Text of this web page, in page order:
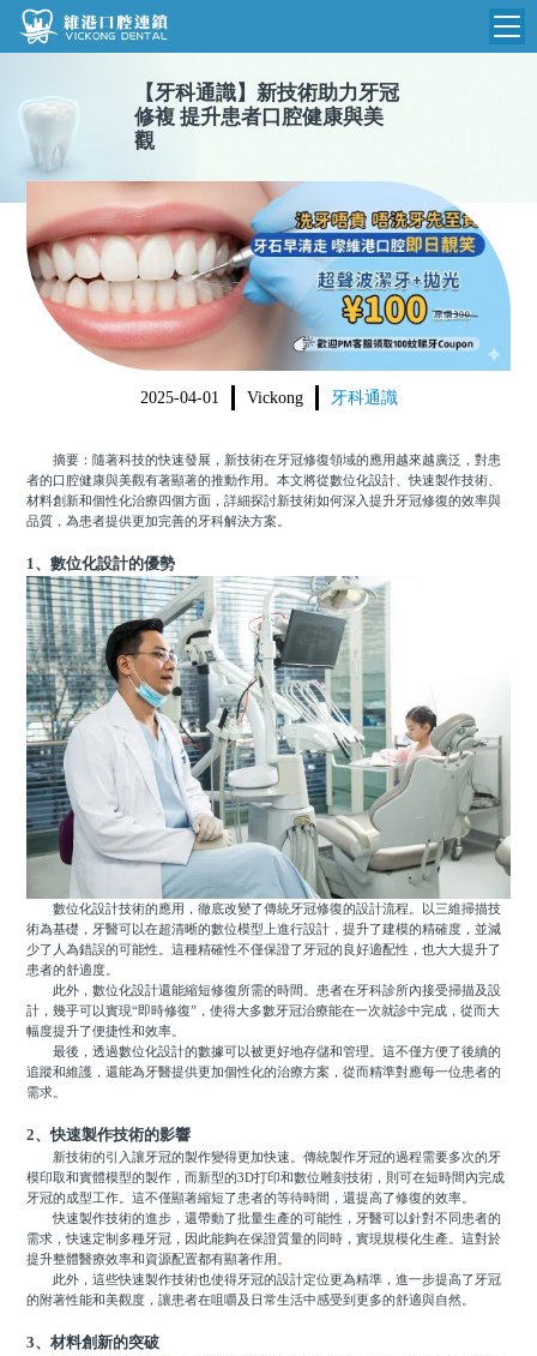
維港首頁
品牌介紹
環境設備
醫院新聞
收費標準
N
收費總表
植牙收費
根管收費
美學收費
箍牙收費
醫生團隊
門診時間
【 牙科通識】 新技術助力牙冠
修複 提升患者口腔健康與美
觀
2025-04-01 Vickong 牙科通識
摘要：隨著科技的快速發展，新技術在牙冠修復領域的應用越來越廣泛，對患
者的口腔健康與美觀有著顯著的推動作用。本文將從數位化設計、快速製作技術、
材料創新和個性化治療四個方面，詳細探討新技術如何深入提升牙冠修復的效率與
品質，為患者提供更加完善的牙科解決方案。
1、數位化設計的優勢
數位化設計技術的應用，徹底改變了傳統牙冠修復的設計流程。以三維掃描技
術為基礎，牙醫可以在超清晰的數位模型上進行設計，提升了建模的精確度，並減
少了人為錯誤的可能性。這種精確性不僅保證了牙冠的良好適配性，也大大提升了
患者的舒適度。
此外，數位化設計還能縮短修復所需的時間。患者在牙科診所內接受掃描及設
計，幾乎可以實現“即時修復”，使得大多數牙冠治療能在一次就診中完成，從而大
幅度提升了便捷性和效率。
最後，透過數位化設計的數據可以被更好地存儲和管理。這不僅方便了後續的
追蹤和維護，還能為牙醫提供更加個性化的治療方案，從而精準對應每一位患者的
需求。
2、快速製作技術的影響
新技術的引入讓牙冠的製作變得更加快速。傳統製作牙冠的過程需要多次的牙
模印取和實體模型的製作，而新型的3D打印和數位雕刻技術，則可在短時間內完成
牙冠的成型工作。這不僅顯著縮短了患者的等待時間，還提高了修復的效率。
快速製作技術的進步，還帶動了批量生產的可能性，牙醫可以針對不同患者的
需求，快速定制多種牙冠，因此能夠在保證質量的同時，實現規模化生產。這對於
提升整體醫療效率和資源配置都有顯著作用。
此外，這些快速製作技術也使得牙冠的設計定位更為精準，進一步提高了牙冠
的附著性能和美觀度，讓患者在咀嚼及日常生活中感受到更多的舒適與自然。
3、材料創新的突破